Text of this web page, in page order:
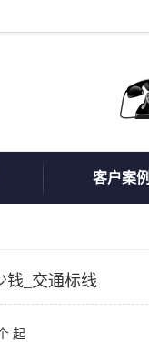
客户案例
钱_交通标线
起